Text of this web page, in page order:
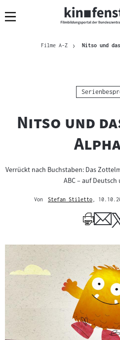
Navigation
zum
zur
Brotkrümelnavigation
Filme A-Z Nitso und
Kategorie:
"
Nitso und
Verrückt nach Buchstaben: Das
ABC – auf
Von
Stefan Stiletto
Author
,